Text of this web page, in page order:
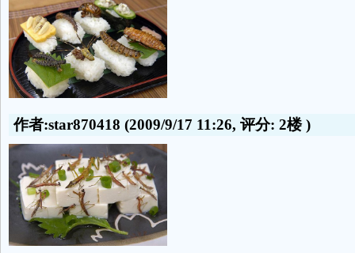
作者:star870418 (2009/9/17 11:26, 评分: 2楼)